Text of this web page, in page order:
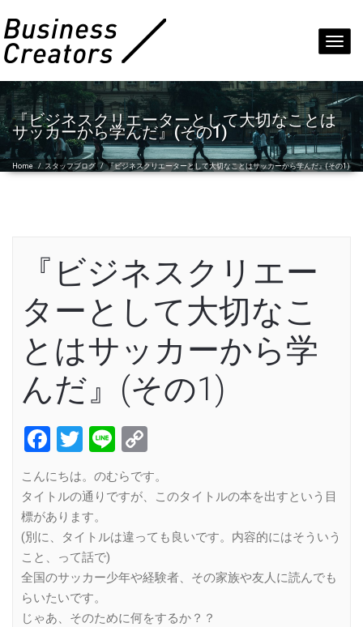
『ビジネスクリエーターとして大切なことは
サッカーから学んだ』(その1)
Home / スタッフブログ /『ビジネスクリエーターとして大切なことはサッカーから学んだ』(その1)
『ビジネスクリエー
ターとして大切なこ
とはサッカーから学
んだ』(その1)
Facebook
Twitter
Line
Link
こんにちは。のむらです。
タイトルの通りですが、このタイトルの本を出すという目
標があります。
(別に、タイトルは違っても良いです。内容的にはそういう
こと、って話で)
全国のサッカー少年や経験者、その家族や友人に読んでも
らいたいです。
じゃあ、そのために何をするか？？